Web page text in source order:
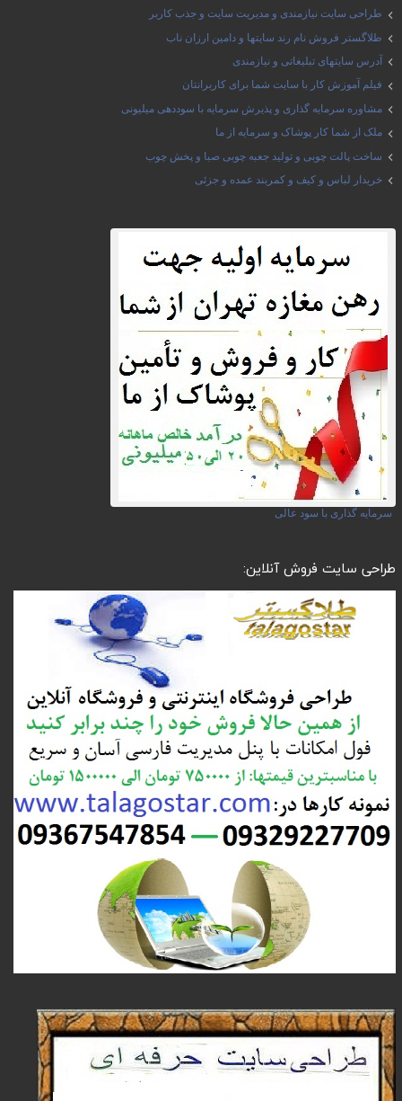
طراحی سایت نیازمندی و مدیریت سایت و جذب کاربر
طلاگستر فروش نام رند سایتها و دامین ارزان ناب
آدرس سایتهای تبلیغاتی و نیازمندی
فیلم آموزش کار با سایت شما برای کاربرانتان
مشاوره سرمایه گذاری و پذیرش سرمایه با سوددهی میلیونی
ملک از شما کار پوشاک و سرمایه از ما
ساخت پالت چوبی و تولید جعبه چوبی صبا و پخش چوب
خریدار لباس و کیف و کمربند عمده و جزئی
سرمایه گذاری با سود عالی
طراحی سایت فروش آنلاین: